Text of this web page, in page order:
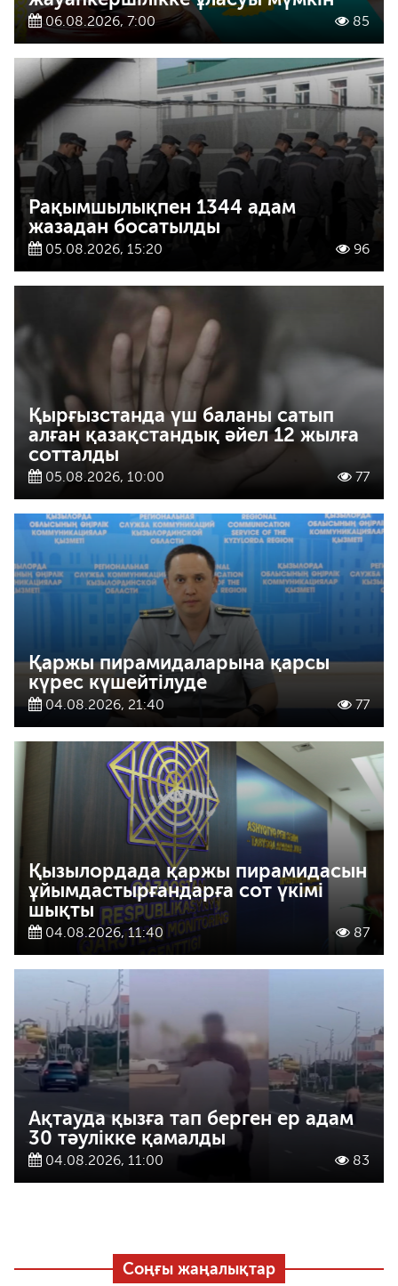
06.08.2026, 7:00 85
Рақымшылықпен 1344 адам
жазадан босатылды
05.08.2026, 15:20 96
Қырғызстанда үш баланы сатып
алған қазақстандық әйел 12 жылға
сотталды
05.08.2026, 10:00 77
Қаржы пирамидаларына қарсы
күрес күшейтілуде
04.08.2026, 21:40 77
Қызылордада қаржы пирамидасын
ұйымдастырғандарға сот үкімі
шықты
04.08.2026, 11:40 87
Ақтауда қызға тап берген ер адам
30 тәулікке қамалды
04.08.2026, 11:00 83
Соңғы жаңалықтар